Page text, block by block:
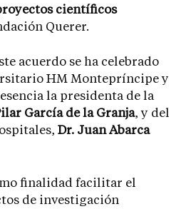
científicos
Querer.
acuerdo se ha celebrado
HM Montepríncipe y
la presidenta de la
García de la Granja, y del
Dr. Juan Abarca
finalidad facilitar el
de investigación